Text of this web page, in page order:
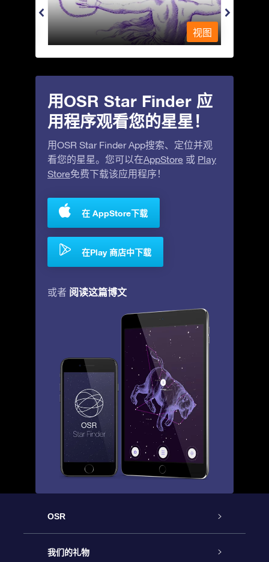
视图
用OSR Star Finder 应
用程序观看您的星星！
用OSR Star Finder App搜索、定位并观
看您的星星。您可以在AppStore 或 Play
Store免费下载该应用程序！
在 AppStore下载
在Play 商店中下载
或者 阅读这篇博文
OSR
客户服务
我们的礼物